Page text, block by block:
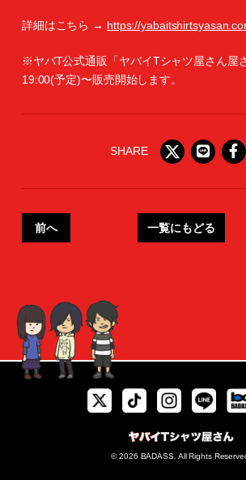
詳細はこちら → https://
※ヤバT公式通販「ヤバイTシャツ屋さん屋
19:00(予定)〜販売開始します。
SHARE
前へ 一覧にもどる
© 2026 BADASS. All Rights